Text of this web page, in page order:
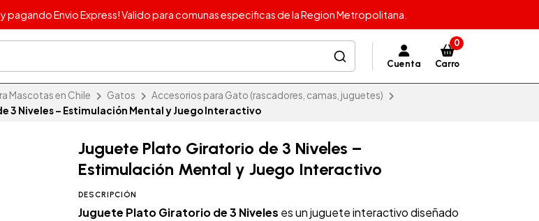
y pagando Envio Express! Valido para comunas especificas de la Region Metropolitana.
Cuenta
0
Carro
Mascotas en Chile Gatos
Accesorios para Gato (rascadores, camas, juguetes)
3 Niveles – Estimulación Mental y Juego Interactivo
Juguete Plato Giratorio de 3 Niveles –
Estimulación Mental y Juego Interactivo
DESCRIPCIÓN
Juguete Plato Giratorio de 3 Niveles es un juguete interactivo diseñado